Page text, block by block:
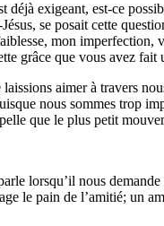
déjà exigeant, est-ce
se posait cette
mon imperfection,
grâce que vous avez
aimer à travers
nous sommes trop
que le plus petit
lorsqu’il nous
le pain de l’amitié; un